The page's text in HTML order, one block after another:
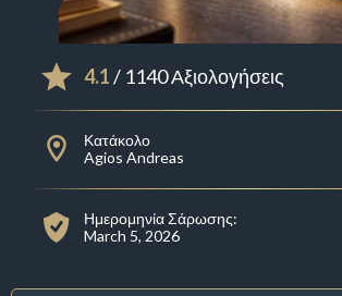
4.1/ 1140 Αξιολογήσεις
Κατάκολο
Agios Andreas
Ημερομηνία Σάρωσης:
March 5, 2026